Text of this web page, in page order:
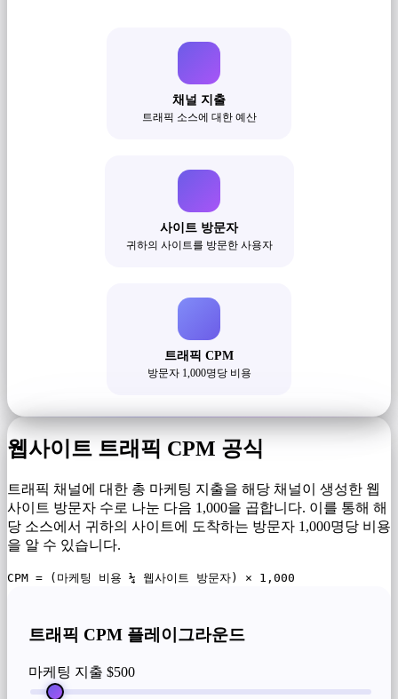
채널 지출
트래픽 소스에 대한 예산
사이트 방문자
귀하의 사이트를 방문한 사용자
트래픽 CPM
방문자 1,000명당 비용
웹사이트 트래픽 CPM 공식
트래픽 채널에 대한 총 마케팅 지출을 해당 채널이 생성한 웹
사이트 방문자 수로 나눈 다음 1,000을 곱합니다. 이를 통해 해
당 소스에서 귀하의 사이트에 도착하는 방문자 1,000명당 비용
을 알 수 있습니다.
CPM = (마케팅 비용 ¼ 웹사이트 방문자) × 1,000
트래픽 CPM 플레이그라운드
마케팅 지출 $500